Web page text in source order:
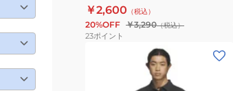
￥2,600 （税込）
20%OFF ￥3,290（税込）
23ポイント